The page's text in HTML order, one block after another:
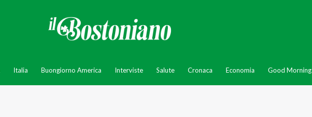
Italia Buongiorno America Interviste Salute Cronaca Economia Good